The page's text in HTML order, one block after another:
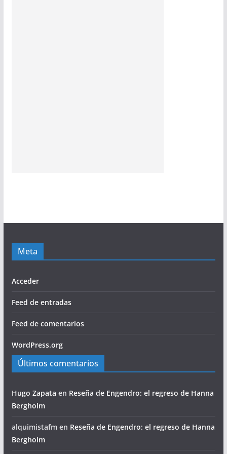
Meta
Acceder
Feed de entradas
Feed de comentarios
WordPress.org
Últimos comentarios
Hugo Zapata en Reseña de Engendro: el regreso de Hanna
Bergholm
alquimistafmen Reseña de Engendro: el regreso de Hanna
Bergholm